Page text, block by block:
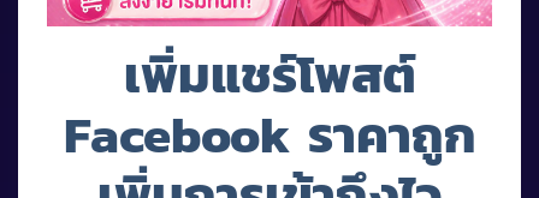
เพิ่มแชร์โพสต์
Facebook ราคาถูก